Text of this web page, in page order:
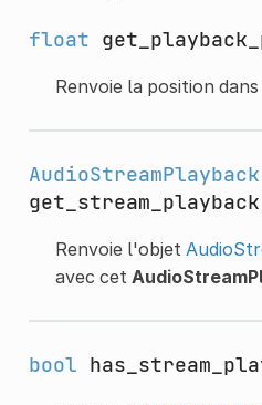
float
Renvoie la position
AudioStreamPlayback
get_stream_playback
Renvoie l'objet
avec cet
bool